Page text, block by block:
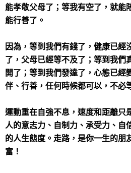
能孝敬父母了；等我有空了，就能
能行善了。
因為，等到我們有錢了，健康已經
了，父母已經等不及了；等到我們
開了；等到我們發達了，心態已經
伴、行善，任何時候都可以，不必
運動重在自強不息，速度和距離只
人的意志力、自制力、承受力、自
的人生態度。走路，是你一生的朋
富！